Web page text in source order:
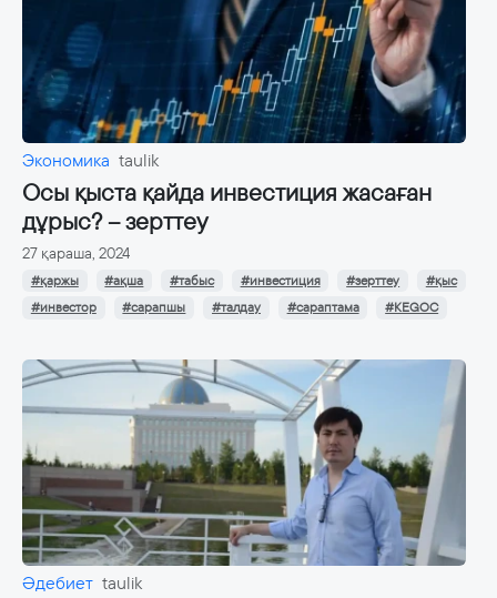
Экономика taulik
Осы қыста қайда инвестиция жасаған
дұрыс? – зерттеу
27 қараша, 2024
#қаржы #ақша #табыс #инвестиция #зерттеу
#қыс
#инвестор
#сарапшы #талдау #сараптама #KEGOC
Әдебиет taulik